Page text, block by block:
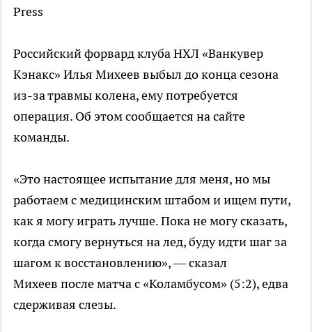
Press
Российский форвард клуба НХЛ «Ванкувер
Кэнакс» Илья Михеев выбыл до конца сезона
из-за травмы колена, ему потребуется
операция. Об этом сообщается на сайте
команды.
«Это настоящее испытание для меня, но мы
работаем с медицинским штабом и ищем пути,
как я могу играть лучше. Пока не могу сказать,
когда смогу вернуться на лед, буду идти шаг за
шагом к восстановлению», — сказал
Михеев после матча с «Коламбусом» (5:2), едва
сдерживая слезы.